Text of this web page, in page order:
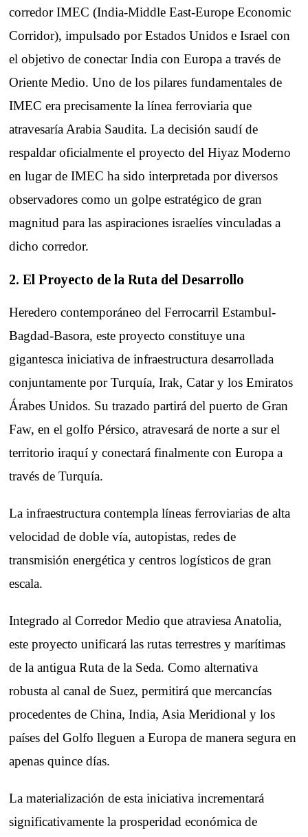
corredor IMEC (India-Middle East-Europe Economic
Corridor), impulsado por Estados Unidos e Israel con
el objetivo de conectar India con Europa a través de
Oriente Medio. Uno de los pilares fundamentales de
IMEC era precisamente la línea ferroviaria que
atravesaría Arabia Saudita. La decisión saudí de
respaldar oficialmente el proyecto del Hiyaz Moderno
en lugar de IMEC ha sido interpretada por diversos
observadores como un golpe estratégico de gran
magnitud para las aspiraciones israelíes vinculadas a
dicho corredor.
2. El Proyecto de la Ruta del Desarrollo
Heredero contemporáneo del Ferrocarril Estambul-
Bagdad-Basora, este proyecto constituye una
gigantesca iniciativa de infraestructura desarrollada
conjuntamente por Turquía, Irak, Catar y los Emiratos
Árabes Unidos. Su trazado partirá del puerto de Gran
Faw, en el golfo Pérsico, atravesará de norte a sur el
territorio iraquí y conectará finalmente con Europa a
través de Turquía.
La infraestructura contempla líneas ferroviarias de alta
velocidad de doble vía, autopistas, redes de
transmisión energética y centros logísticos de gran
escala.
Integrado al Corredor Medio que atraviesa Anatolia,
este proyecto unificará las rutas terrestres y marítimas
de la antigua Ruta de la Seda. Como alternativa
robusta al canal de Suez, permitirá que mercancías
procedentes de China, India, Asia Meridional y los
países del Golfo lleguen a Europa de manera segura en
apenas quince días.
La materialización de esta iniciativa incrementará
significativamente la prosperidad económica de